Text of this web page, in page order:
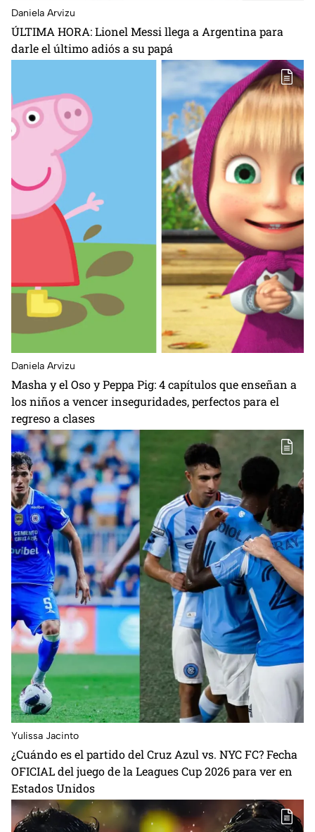
Daniela Arvizu
ÚLTIMA HORA: Lionel Messi llega a Argentina para
darle el último adiós a su papá
Daniela Arvizu
Masha y el Oso y Peppa Pig: 4 capítulos que enseñan a
los niños a vencer inseguridades, perfectos para el
regreso a clases
Yulissa Jacinto
⁠¿Cuándo es el partido del Cruz Azul vs. NYC FC? Fecha
OFICIAL del juego de la Leagues Cup 2026 para ver en
Estados Unidos